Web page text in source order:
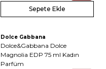
Sepete Ekle
Yeni
Dolce Gabbana
Dolce&Gabbana Dolce
Magnolia EDP 75 ml Kadın
Parfüm